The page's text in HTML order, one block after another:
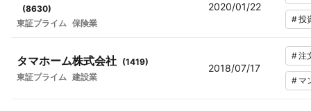
(8630)
東証プライム 保険業
2020/01/22
#投
タマホーム株式会社 (1419)
東証プライム 建設業
2018/07/17
#注
# マ